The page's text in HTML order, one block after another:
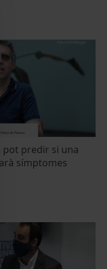
pot predir si una
símptomes